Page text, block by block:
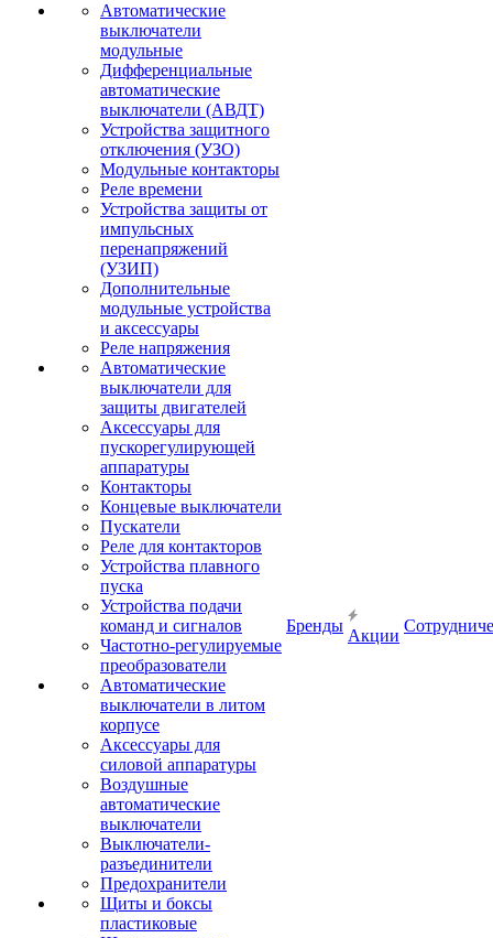
Автоматические
выключатели
модульные
Дифференциальные
автоматические
выключатели (АВДТ)
Устройства защитного
отключения (УЗО)
Модульные контакторы
Реле времени
Устройства защиты от
импульсных
перенапряжений
(УЗИП)
Дополнительные
модульные устройства
и аксессуары
Реле напряжения
Автоматические
выключатели для
защиты двигателей
Аксессуары для
пускорегулирующей
аппаратуры
Контакторы
Концевые выключатели
Пускатели
Реле для контакторов
Устройства плавного
пуска
Устройства подачи
команд и сигналов
Частотно-регулируемые
преобразователи
Автоматические
выключатели в литом
корпусе
Аксессуары для
силовой аппаратуры
Воздушные
автоматические
выключатели
Выключатели-
разъединители
Предохранители
Щиты и боксы
пластиковые
Бренды
Акции